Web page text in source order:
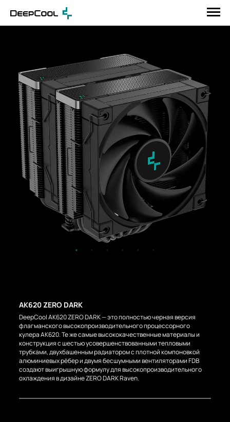
AK620 ZERO DARK
DeepCool AK620 ZERO DARK — это полностью черная версия
флагманского высокопроизводительного процессорного
кулера AK620. Те же самые высококачественные материалы и
конструкция с шестью усовершенствованными тепловыми
трубками, двухбашенным радиатором с плотной компоновкой
алюминиевых рёбер и двумя бесшумными вентиляторами FDB
создают выигрышную формулу для высокопроизводительного
охлаждения в дизайне ZERO DARK Raven.